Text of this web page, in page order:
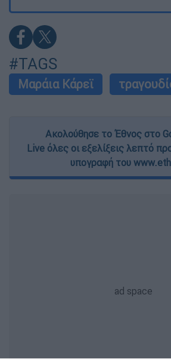
#TAGS
Μαράια Κάρεϊ
Ακολούθησε το Έθνος στο
Live όλες οι εξελίξεις λεπτό
υπογραφή του